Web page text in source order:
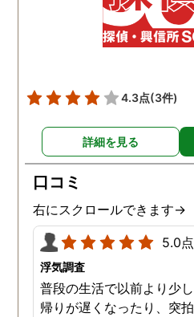
4.3点(3件)
詳細を見る
口コミ
右にスクロールできます→
5.0点
浮気調査
普段の生活で以前より少し
帰りが遅くなったり、突拍